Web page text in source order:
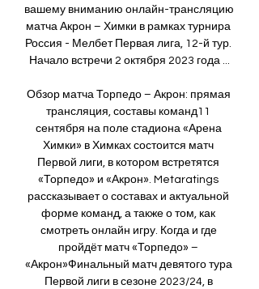
вашему вниманию онлайн-трансляцию
матча Акрон – Химки в рамках турнира
Россия - Мелбет Первая лига, 12-й тур.
Начало встречи 2 октября 2023 года ...
Обзор матча Торпедо – Акрон: прямая
трансляция, составы команд11
сентября на поле стадиона «Арена
Химки» в Химках состоится матч
Первой лиги, в котором встретятся
«Торпедо» и «Акрон». Metaratings
рассказывает о составах и актуальной
форме команд, а также о том, как
смотреть онлайн игру. Когда и где
пройдёт матч «Торпедо» –
«Акрон»Финальный матч девятого тура
Первой лиги в сезоне 2023/24, в